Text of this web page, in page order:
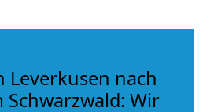
Leverkusen nach
Wir